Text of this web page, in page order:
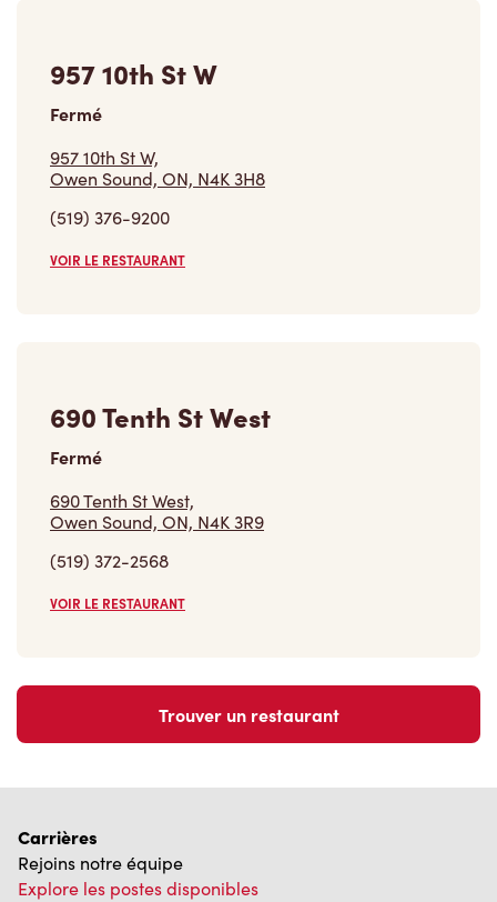
957 10th St W
Fermé
957 10th St W,
Owen Sound, ON, N4K 3H8
(519) 376-9200
VOIR LE RESTAURANT
690 Tenth St West
Fermé
690 Tenth St West,
Owen Sound, ON, N4K 3R9
(519) 372-2568
VOIR LE RESTAURANT
Trouver un restaurant
Carrières
Rejoins notre équipe
Explore les postes disponibles